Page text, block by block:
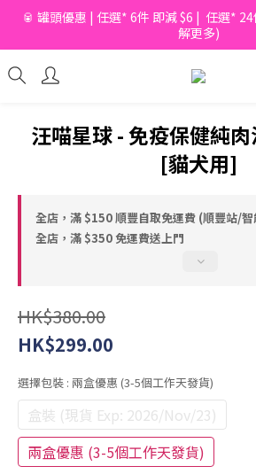
📦滿$150起免香港運費*  |  📦 滿
🥫 罐頭優惠 | 任選* 6件 即減 $6 |  任選*
解更多)
📦滿$150起免香港運費*  |  📦 滿
汪喵星球 - 免疫保健純
[貓犬用]
全店，滿 $150 順豐自取免運費 (順豐站/智
全店，滿 $350 免運費送上門
HK$380.00
HK$299.00
選擇包裝 : 兩盒優惠 (3-5個工作天發貨)
盒裝 (現貨 Exp: 2026/Nov/23)
兩盒優惠 (3-5個工作天發貨)